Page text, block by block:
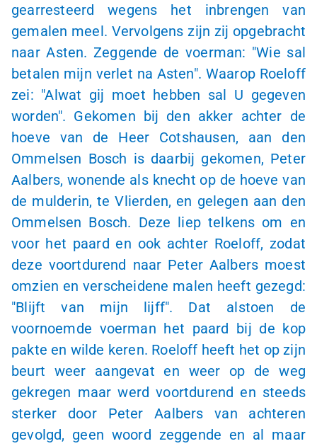
gearresteerd wegens het inbrengen van
gemalen meel. Vervolgens zijn zij opgebracht
naar Asten. Zeggende de voerman: "Wie sal
betalen mijn verlet na Asten". Waarop Roeloff
zei: "Alwat gij moet hebben sal U gegeven
worden". Gekomen bij den akker achter de
hoeve van de Heer Cotshausen, aan den
Ommelsen Bosch is daarbij gekomen, Peter
Aalbers, wonende als knecht op de hoeve van
de mulderin, te Vlierden, en gelegen aan den
Ommelsen Bosch. Deze liep telkens om en
voor het paard en ook achter Roeloff, zodat
deze voortdurend naar Peter Aalbers moest
omzien en verscheidene malen heeft gezegd:
"Blijft van mijn lijff". Dat alstoen de
voornoemde voerman het paard bij de kop
pakte en wilde keren. Roeloff heeft het op zijn
beurt weer aangevat en weer op de weg
gekregen maar werd voortdurend en steeds
sterker door Peter Aalbers van achteren
gevolgd, geen woord zeggende en al maar